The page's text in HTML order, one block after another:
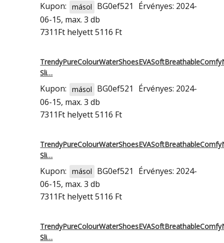
Kupon: másol BG0ef521
Érvényes: 2024-
06-15, max. 3 db
7311Ft helyett 5116 Ft
Sli…
Kupon: másol BG0ef521
Érvényes: 2024-
06-15, max. 3 db
7311Ft helyett 5116 Ft
Sli…
Kupon: másol BG0ef521
Érvényes: 2024-
06-15, max. 3 db
7311Ft helyett 5116 Ft
Sli…